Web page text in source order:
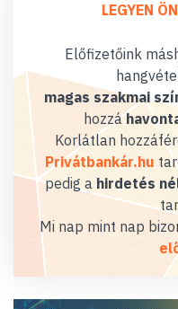
LEGYEN
Előfizetőink
magas szakmai
hozzá
Korlátlan
Privátbankár.hu
pedig a hirdetés
Mi nap mint nap